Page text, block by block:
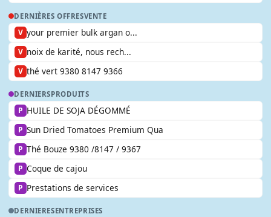
DERNIÈRES OFFRESVENTE
V your premier bulk argan o...
V noix de karité, nous rech...
V thé vert 9380 8147 9366
DERNIERSPRODUITS
P HUILE DE SOJA DÉGOMMÉ
P Sun Dried Tomatoes Premium Qua
P Thé Bouze 9380 /8147 / 9367
P Coque de cajou
P Prestations de services
DERNIERESENTREPRISES